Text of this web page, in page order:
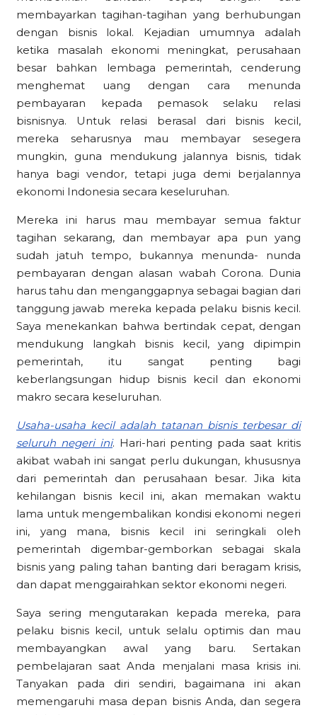
membayarkan tagihan-tagihan yang berhubungan
dengan bisnis lokal. Kejadian umumnya adalah
ketika masalah ekonomi meningkat, perusahaan
besar bahkan lembaga pemerintah, cenderung
menghemat uang dengan cara menunda
pembayaran kepada pemasok selaku relasi
bisnisnya. Untuk relasi berasal dari bisnis kecil,
mereka seharusnya mau membayar sesegera
mungkin, guna mendukung jalannya bisnis, tidak
hanya bagi vendor, tetapi juga demi berjalannya
ekonomi Indonesia secara keseluruhan.
Mereka ini harus mau membayar semua faktur
tagihan sekarang, dan membayar apa pun yang
sudah jatuh tempo, bukannya menunda- nunda
pembayaran dengan alasan wabah Corona. Dunia
harus tahu dan menganggapnya sebagai bagian dari
tanggung jawab mereka kepada pelaku bisnis kecil.
Saya menekankan bahwa bertindak cepat, dengan
mendukung langkah bisnis kecil, yang dipimpin
pemerintah, itu sangat penting bagi
keberlangsungan hidup bisnis kecil dan ekonomi
makro secara keseluruhan.
Usaha-usaha kecil adalah tatanan bisnis terbesar di
seluruh negeri ini. Hari-hari penting pada saat kritis
akibat wabah ini sangat perlu dukungan, khususnya
dari pemerintah dan perusahaan besar. Jika kita
kehilangan bisnis kecil ini, akan memakan waktu
lama untuk mengembalikan kondisi ekonomi negeri
ini, yang mana, bisnis kecil ini seringkali oleh
pemerintah digembar-gemborkan sebagai skala
bisnis yang paling tahan banting dari beragam krisis,
dan dapat menggairahkan sektor ekonomi negeri.
Saya sering mengutarakan kepada mereka, para
pelaku bisnis kecil, untuk selalu optimis dan mau
membayangkan awal yang baru. Sertakan
pembelajaran saat Anda menjalani masa krisis ini.
Tanyakan pada diri sendiri, bagaimana ini akan
memengaruhi masa depan bisnis Anda, dan segera